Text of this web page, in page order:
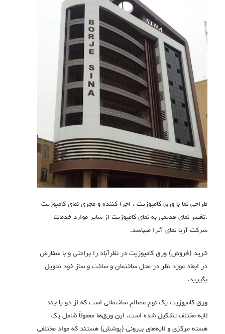
طراحی نما با ورق کامپوزیت ، اجرا کننده و مجری نمای کامپوزیت
،تغییر نمای قدیمی به نمای کامپوزیت از سایر موارد خدمات
شرکت آریا نمای آترا میباشد.
خرید (فروش) ورق کامپوزیت در نظرآباد را براحتی و با سفارش
در ابعاد مورد نظر در محل ساختمان و ساخت و ساز خود تحویل
بگیرید.
ورق کامپوزیت یک نوع مصالح ساختمانی است که از دو یا چند
لایه مختلف تشکیل شده است. این ورق‌ها معمولاً شامل یک
هسته مرکزی و لایه‌های بیرونی (پوشش) هستند که مواد مختلفی